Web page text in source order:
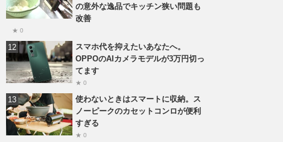
の意外な逸品でキッチン狭い問題も
改善
★ 0
スマホ代を抑えたいあなたへ。
OPPOのAIカメラモデルが3万円切っ
てます
★ 0
使わないときはスマートに収納。ス
ノーピークのカセットコンロが便利
すぎる
★ 0